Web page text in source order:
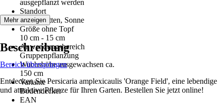
ausgepflanzt werden
Standort
Halbschatten, Sonne
Größe ohne Topf
10 cm - 15 cm
Anwendungsbereich
Gruppenpflanzung
Wuchshöhe ausgewachsen ca.
150 cm
Variante
Bodendecker
EAN
Mehr anzeigen
Beschreibung
Bereich überspringen
Entdecken Sie Persicaria amplexicaulis 'Orange Field', eine lebendige
und attraktive Pflanze für Ihren Garten. Bestellen Sie jetzt online!